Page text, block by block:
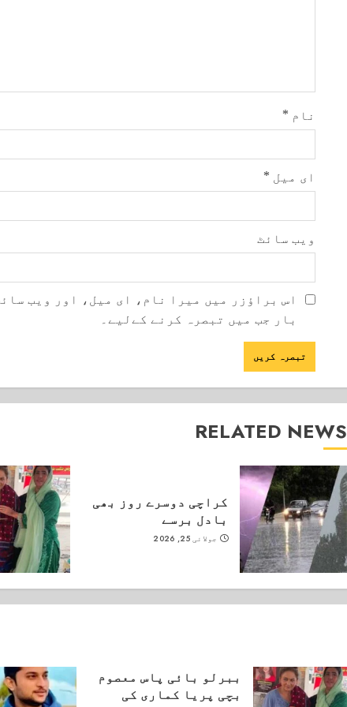
نام *
ای میل *
ویب‌ سائٹ
اس براؤزر میں میرا نام، ای میل، اور ویب
بار جب میں تبصرہ کرنے کےلیے۔
RELATED NEWS
کراچی دوسرے روز بھی
بادل برسے
جولائی 25, 2026
ببرلو بائی پاس معصوم
بچی پریا کماری کی